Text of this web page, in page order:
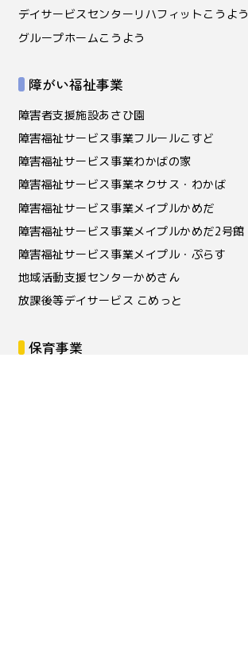
デイサービスセンターリハフィットこうよう
グループホームこうよう
障がい福祉事業
障害者支援施設あさひ園
障害福祉サービス事業フルールこすど
障害福祉サービス事業わかばの家
障害福祉サービス事業ネクサス・わかば
障害福祉サービス事業メイプルかめだ
障害福祉サービス事業メイプルかめだ2号館
障害福祉サービス事業メイプル・ぷらす
地域活動支援センターかめさん
放課後等デイサービス こめっと
保育事業